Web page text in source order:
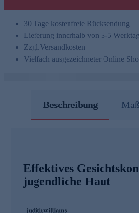
30 Tage kostenfreie Rücksendung
Lieferung innerhalb von 3-5
Zzgl.Versandkosten
Vielfach ausgezeichneter Online
Beschreibung
Effektives
jugendliche Haut